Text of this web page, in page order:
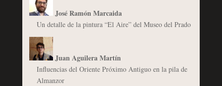
José Ramón Marcaida
Un detalle de la pintura “El Aire” del Museo del Prado
Juan Aguilera Martín
Influencias del Oriente Próximo Antiguo en la pila de
Almanzor